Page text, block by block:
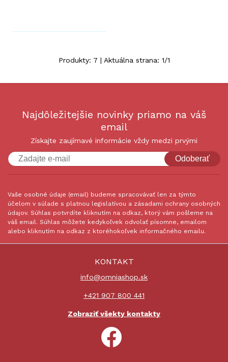
Produkty: 7 | Aktuálna strana: 1/1
Najdôležitejšie novinky priamo na váš
email
Získajte zaujímavé informácie vždy medzi prvými
Odoberať
Vaše osobné údaje (email) budeme spracovávať len za týmto
účelom v súlade s platnou legislatívou a zásadami ochrany osobných
údajov. Súhlas potvrdíte kliknutím na odkaz, ktorý vám pošleme na
váš email. Súhlas môžete kedykoľvek odvolať písomne, emailom
alebo kliknutím na odkaz z ktoréhokoľvek informačného emailu.
KONTAKT
info@omniashop.sk
+421 907 800 441
Zobraziť všekty kontakty